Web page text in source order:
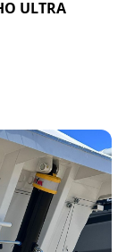
ULTRA